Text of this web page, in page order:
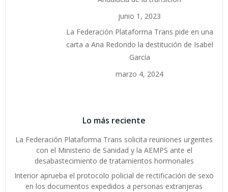
junio 1, 2023
La Federación Plataforma Trans pide en una
carta a Ana Redondo la destitución de Isabel
García
marzo 4, 2024
Lo más reciente
La Federación Plataforma Trans solicita reuniones urgentes
con el Ministerio de Sanidad y la AEMPS ante el
desabastecimiento de tratamientos hormonales
Interior aprueba el protocolo policial de rectificación de sexo
en los documentos expedidos a personas extranjeras